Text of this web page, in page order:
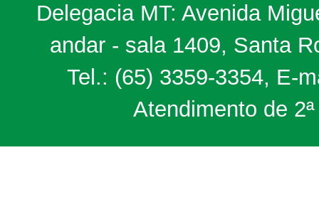
Delegacia MT: Avenida
andar - sala 1409, Santa
Tel.: (65) 3359-3354, E-
Atendimento de